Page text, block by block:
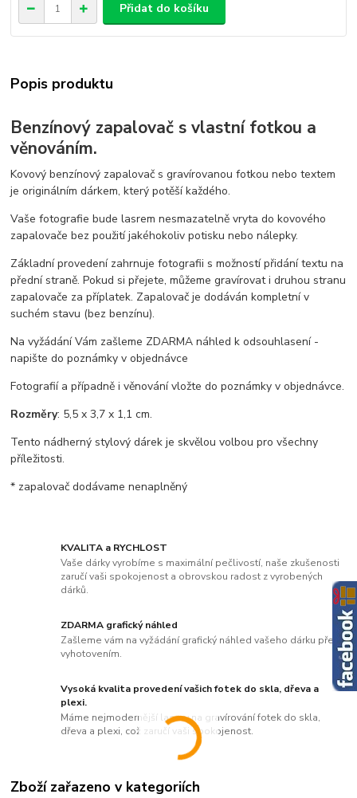
Přidat do košíku
KVALITA a RYCHLOST
Vaše dárky vyrobíme s maximální pečlivostí, naše zkušenosti
zaručí vaši spokojenost a obrovskou radost z vyrobených
dárků.
ZDARMA grafický náhled
Zašleme vám na vyžádání grafický náhled vašeho dárku před
vyhotovením.
Vysoká kvalita provedení vašich fotek do skla, dřeva a
plexi.
Máme nejmodernější lasery na gravírování fotek do skla,
dřeva a plexi, což zaručí vaši spokojenost.
Popis produktu
Benzínový zapalovač s vlastní fotkou a
věnováním.
Kovový benzínový zapalovač s gravírovanou fotkou nebo textem
je originálním dárkem, který potěší každého.
Vaše fotografie bude lasrem nesmazatelně vryta do kovového
zapalovače bez použití jakéhokoliv potisku nebo nálepky.
Základní provedení zahrnuje fotografii s možností přidání textu na
přední straně. Pokud si přejete, můžeme gravírovat i druhou stranu
zapalovače za příplatek. Zapalovač je dodáván kompletní v
suchém stavu (bez benzínu).
Na vyžádání Vám zašleme ZDARMA náhled k odsouhlasení -
napište do poznámky v objednávce
Fotografií a případně i věnování vložte do poznámky v objednávce.
Rozměry: 5,5 x 3,7 x 1,1 cm.
Tento nádherný stylový dárek je skvělou volbou pro všechny
příležitosti.
* zapalovač dodávame nenaplněný
Zboží zařazeno v kategoriích